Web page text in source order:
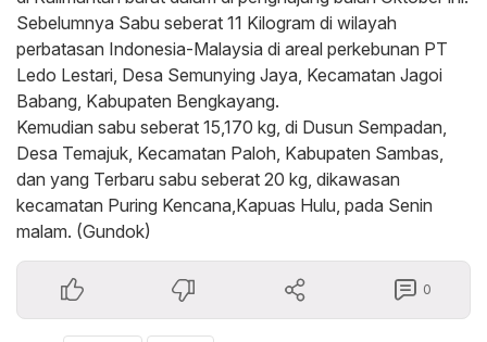
Sebelumnya Sabu seberat 11 Kilogram di wilayah
perbatasan Indonesia-Malaysia di areal perkebunan PT
Ledo Lestari, Desa Semunying Jaya, Kecamatan Jagoi
Babang, Kabupaten Bengkayang.
Kemudian sabu seberat 15,170 kg, di Dusun Sempadan,
Desa Temajuk, Kecamatan Paloh, Kabupaten Sambas,
dan yang Terbaru sabu seberat 20 kg, dikawasan
kecamatan Puring Kencana,Kapuas Hulu, pada Senin
malam. (Gundok)
0